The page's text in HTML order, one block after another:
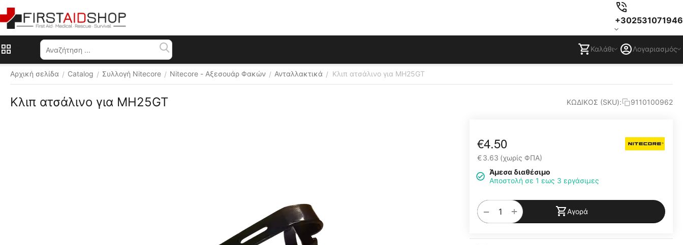
+302531071946
Καλάθι Λογαριασμός
Αρχική σελίδα / Catalog / Συλλογή Nitecore / Nitecore - Αξεσουάρ Φακών / Ανταλλακτικά / Κλιπ ατσάλινο για MH25GT
Κλιπ ατσάλινο για MH25GT ΚΩΔΙΚΟΣ (SKU): 9110100962
€4.50
€3.63 (χωρίς ΦΠΑ)
Άμεσα διαθέσιμο
Αποστολή σε 1 εως 3 εργάσιμες
+
− Αγορά